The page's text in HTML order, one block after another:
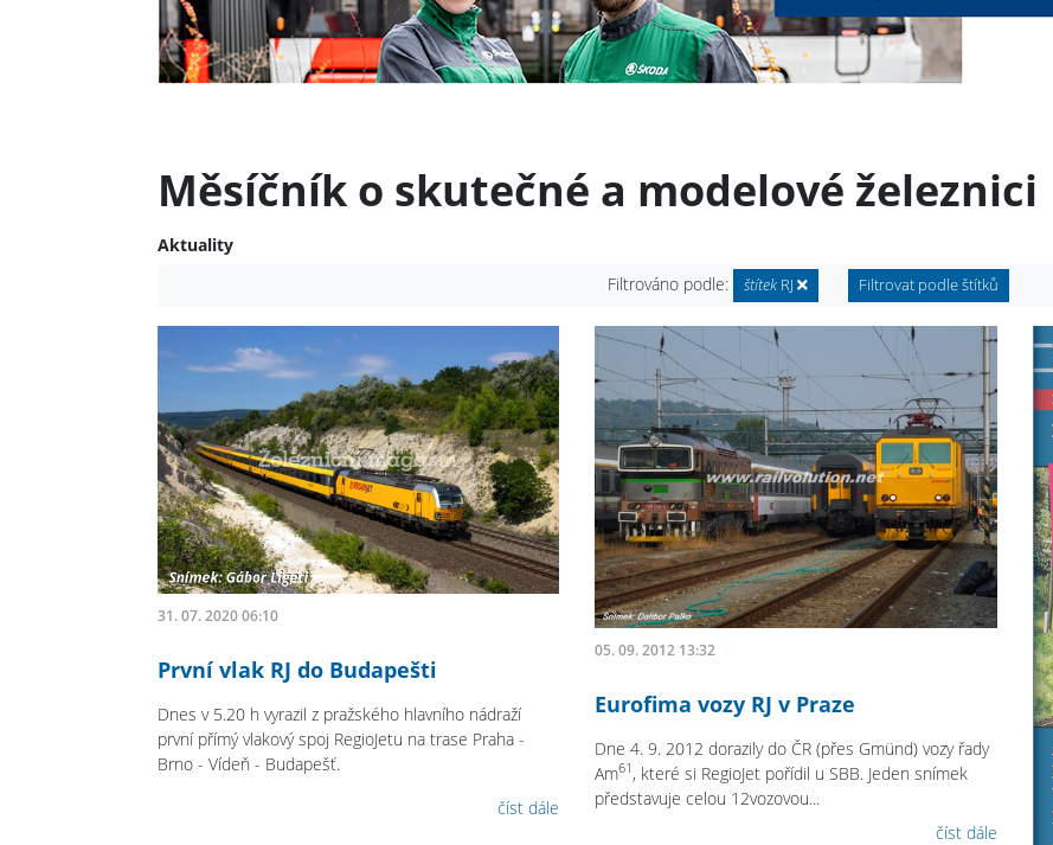
Měsíčník o skutečné a modelové železnici
Aktuality
Filtrováno podle:
štítek RJ Filtrovat podle štítků
31. 07. 2020 06:10
První vlak RJ do Budapešti
Dnes v 5.20 h vyrazil z pražského hlavního nádraží
první přímý vlakový spoj RegioJetu na trase Praha -
Brno - Vídeň - Budapešť.
číst dále
05. 09. 2012 13:32
Eurofima vozy RJ v Praze
Dne 4. 9. 2012 dorazily do ČR (přes Gmünd) vozy řady
Am61 , které si RegioJet pořídil u SBB. Jeden snímek
představuje celou 12vozovou...
číst dále